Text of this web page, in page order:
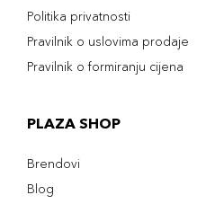
Politika privatnosti
Pravilnik o uslovima prodaje
Pravilnik o formiranju cijena
PLAZA SHOP
Brendovi
Blog